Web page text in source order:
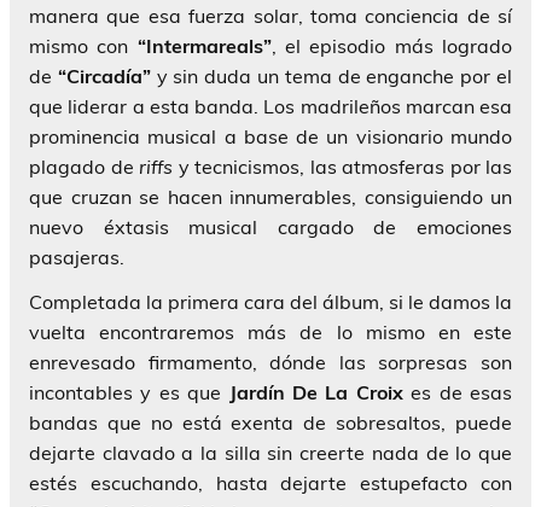
manera que esa fuerza solar, toma conciencia de sí
mismo con “Intermareals”, el episodio más logrado
de “Circadía”y sin duda un tema de enganche por el
que liderar a esta banda. Los madrileños marcan esa
prominencia musical a base de un visionario mundo
plagado de riffs y tecnicismos, las atmosferas por las
que cruzan se hacen innumerables, consiguiendo un
nuevo éxtasis musical cargado de emociones
pasajeras.
Completada la primera cara del álbum, si le damos la
vuelta encontraremos más de lo mismo en este
enrevesado firmamento, dónde las sorpresas son
incontables y es que Jardín De La Croixes de esas
bandas que no está exenta de sobresaltos, puede
dejarte clavado a la silla sin creerte nada de lo que
estés escuchando, hasta dejarte estupefacto con